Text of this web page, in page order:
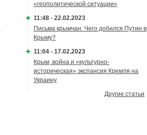
«геополитической ситуации»
11:48 - 22.02.2023
Письма крымчан: Чего добился Путин в
Крыму?
11:04 - 17.02.2023
Крым, война и «культурно-
историческая» экспансия Кремля на
Украину
Другие статьи